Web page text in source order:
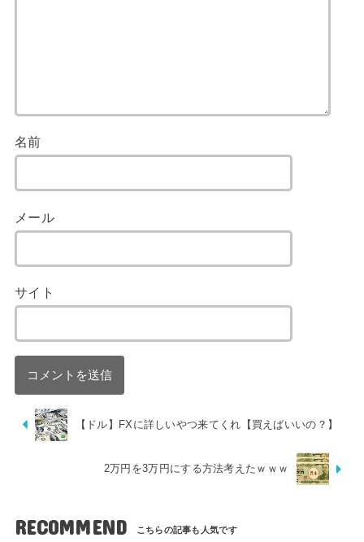
名前
メール
サイト
【ドル】FXに詳しいやつ来てくれ【買えばいいの？】
2万円を3万円にする方法考えたｗｗｗ
RECOMMEND